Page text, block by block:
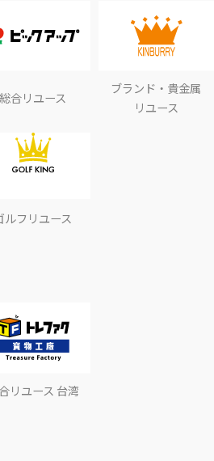
総合リユース
ブランド・貴金属
リユース
ルフリユース
リユース 台湾